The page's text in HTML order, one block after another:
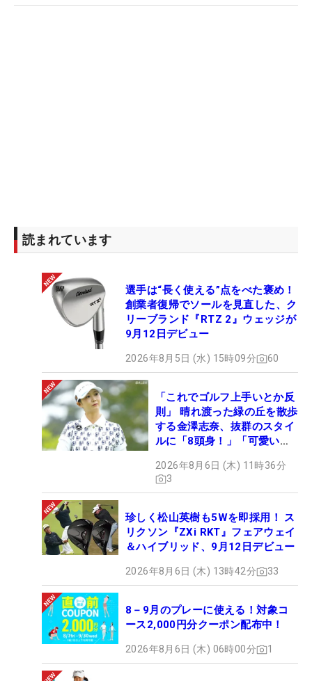
読まれています
選手は“長く使える”点をべた褒め！
創業者復帰でソールを見直した、ク
リーブランド『RTZ 2』ウェッジが
9月12日デビュー
2026年8月5日 (水) 15時09分 60
「これでゴルフ上手いとか反
則」 晴れ渡った緑の丘を散歩
する金澤志奈、抜群のスタイ
ルに「8頭身！」「可愛いに
2026年8月6日 (木) 11時36分
3
珍しく松山英樹も5Wを即採用！ ス
リクソン『ZXi RKT』フェアウェイ
＆ハイブリッド、9月12日デビュー
2026年8月6日 (木) 13時42分 33
8－9月のプレーに使える！対象コ
ース2,000円分クーポン配布中！
2026年8月6日 (木) 06時00分 1